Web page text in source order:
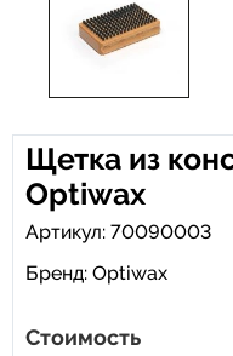
Щетка из
Optiwax
Артикул: 70090003
Бренд: Optiwax
Стоимость